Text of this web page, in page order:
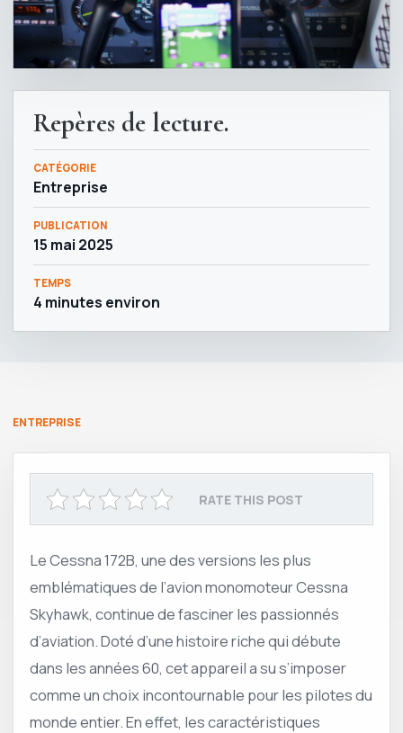
Repères de lecture.
CATÉGORIE
Entreprise
PUBLICATION
15 mai 2025
TEMPS
4 minutes environ
ENTREPRISE
RATE THIS POST
Le Cessna 172B, une des versions les plus
emblématiques de l’avion monomoteur Cessna
Skyhawk, continue de fasciner les passionnés
d’aviation. Doté d’une histoire riche qui débute
dans les années 60, cet appareil a su s’imposer
comme un choix incontournable pour les pilotes du
monde entier. En effet, les caractéristiques